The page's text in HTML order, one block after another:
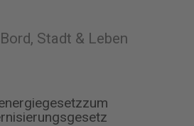
, Stadt & Leben